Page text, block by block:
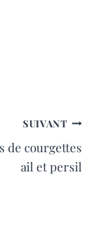
SUIVANT
de courgettes
ail et persil